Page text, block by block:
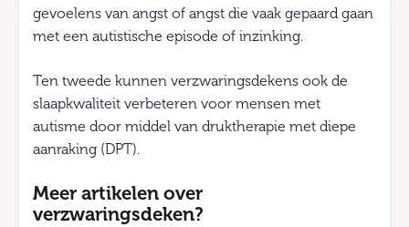
gevoelens van angst of angst die vaak gepaard gaan
met een autistische episode of inzinking.
Ten tweede kunnen verzwaringsdekens ook de
slaapkwaliteit verbeteren voor mensen met
autisme door middel van druktherapie met diepe
aanraking (DPT).
Meer artikelen over
verzwaringsdeken?